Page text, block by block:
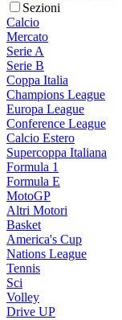
Sezioni
Calcio
Mercato
Serie A
Serie B
Coppa Italia
Champions League
Europa League
Conference League
Calcio Estero
Supercoppa Italiana
Formula 1
Formula E
MotoGP
Altri Motori
Basket
America's Cup
Nations League
Tennis
Sci
Volley
Drive UP